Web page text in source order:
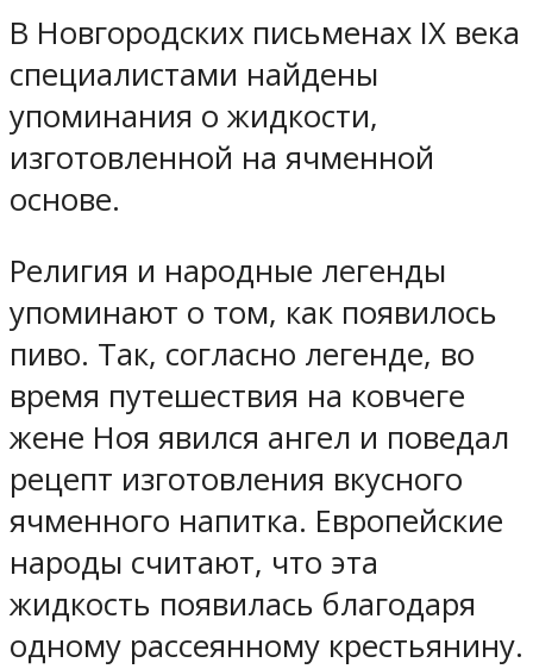
В Новгородских письменах IX века
специалистами найдены
упоминания о жидкости,
изготовленной на ячменной
основе.
Религия и народные легенды
упоминают о том, как появилось
пиво. Так, согласно легенде, во
время путешествия на ковчеге
жене Ноя явился ангел и поведал
рецепт изготовления вкусного
ячменного напитка. Европейские
народы считают, что эта
жидкость появилась благодаря
одному рассеянному крестьянину.